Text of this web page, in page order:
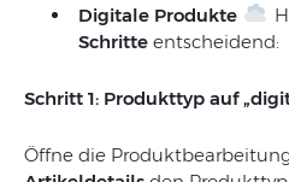
Digitale Produkte
Schritte entscheidend:
Schritt 1: Produkttyp auf
Öffne die